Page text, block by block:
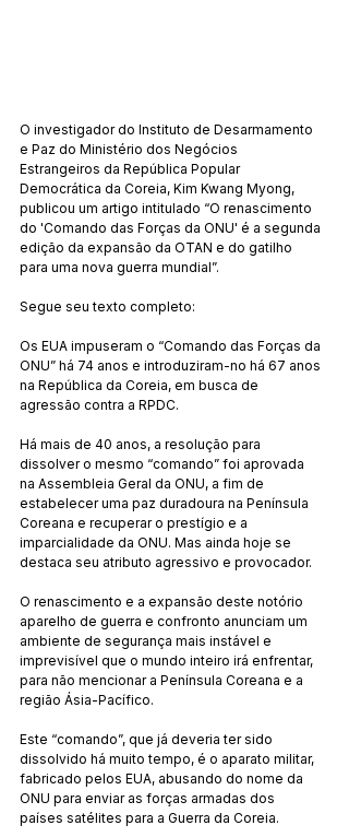
O investigador do Instituto de Desarmamento
e Paz do Ministério dos Negócios
Estrangeiros da República Popular
Democrática da Coreia, Kim Kwang Myong,
publicou um artigo intitulado “O renascimento
do 'Comando das Forças da ONU' é a segunda
edição da expansão da OTAN e do gatilho
para uma nova guerra mundial”.
Segue seu texto completo:
Os EUA impuseram o “Comando das Forças da
ONU” há 74 anos e introduziram-no há 67 anos
na República da Coreia, em busca de
agressão contra a RPDC.
Há mais de 40 anos, a resolução para
dissolver o mesmo “comando” foi aprovada
na Assembleia Geral da ONU, a fim de
estabelecer uma paz duradoura na Península
Coreana e recuperar o prestígio e a
imparcialidade da ONU. Mas ainda hoje se
destaca seu atributo agressivo e provocador.
O renascimento e a expansão deste notório
aparelho de guerra e confronto anunciam um
ambiente de segurança mais instável e
imprevisível que o mundo inteiro irá enfrentar,
para não mencionar a Península Coreana e a
região Ásia-Pacífico.
Este “comando”, que já deveria ter sido
dissolvido há muito tempo, é o aparato militar,
fabricado pelos EUA, abusando do nome da
ONU para enviar as forças armadas dos
países satélites para a Guerra da Coreia.